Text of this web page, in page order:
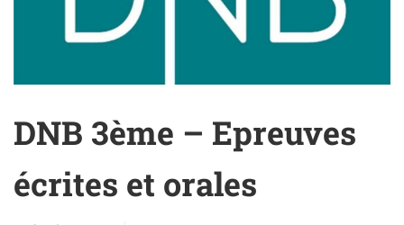
DNB 3ème – Epreuves
écrites et orales